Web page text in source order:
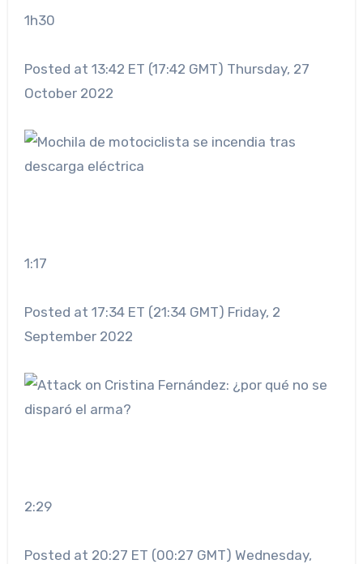
1h30
Posted at 13:42 ET (17:42 GMT) Thursday, 27
October 2022
1:17
Posted at 17:34 ET (21:34 GMT) Friday, 2
September 2022
2:29
Posted at 20:27 ET (00:27 GMT) Wednesday,